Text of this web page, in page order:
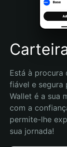
Português (Brasil)
Español
Está à procura
fiável e segura
Wallet é a sua
com a
permite-lhe
sua jornada!